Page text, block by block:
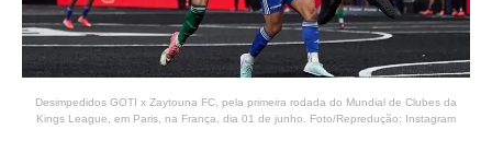
Desimpedidos GOTI x Zaytouna FC, pela primeira rodada do Mundial de Clubes da
Kings League, em Paris, na França, dia 01 de junho. Foto/Repredução: Instagram